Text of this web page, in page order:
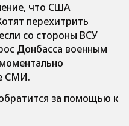
что США
перехитрить
со стороны ВСУ
Донбасса военным
СМИ.
за помощью к